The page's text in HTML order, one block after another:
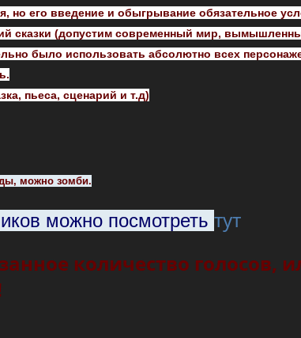
но его введение и обыгрывание обязательное
сказки (допустим современный мир,
было использовать абсолютно всех
пьеса, сценарий и т.д)
можно зомби.
можно посмотреть тут
количество голосов,